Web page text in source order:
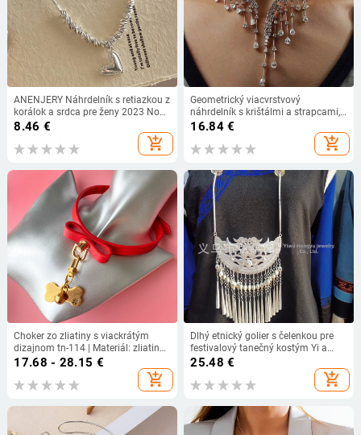
ANENJERY Náhrdelník s retiazkou z
korálok a srdca pre ženy 2023 Nový
trend retiazka na kľúčnu kosť
Choker prívesok šperky darčeky
8.46 €
add_shopping_cart
Geometrický viacvrstvový
náhrdelník s krištálmi a strapcami,
elegantný večerný šperk pre ženy
16.84€
add_shopping_cart
Choker zo zliatiny s viackrátým
dizajnom tn-114 | Materiál: zliatina;
Prívesok: zliatina; Hmotnosť: 110 g;
17.68 - 28.15 €
add_shopping_cart
Dlhý etnický golier s čelenkou pre
festivalový tanečný kostým Yi a
Miao
25.48 €
add_shopping_cart